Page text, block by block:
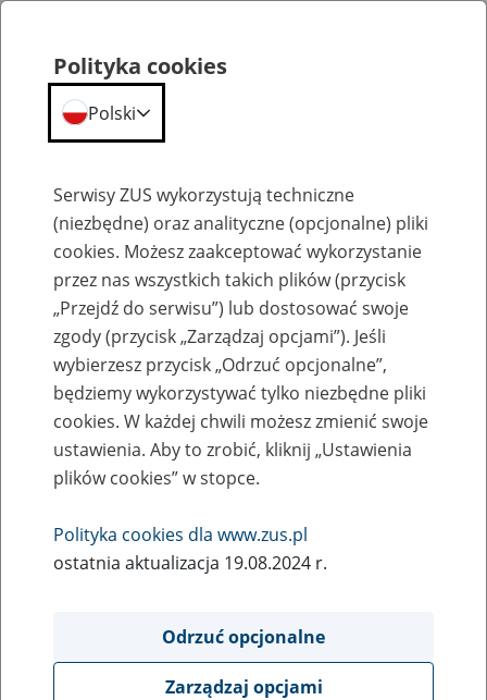
Przepraszamy,
podana strona nie została znaleziona.
Błąd 404
Przejdź do strony głównej
Polityka cookies
Polski
Serwisy ZUS wykorzystują techniczne
(niezbędne) oraz analityczne (opcjonalne) pliki
cookies. Możesz zaakceptować wykorzystanie
przez nas wszystkich takich plików (przycisk
„Przejdź do serwisu”) lub dostosować swoje
zgody (przycisk „Zarządzaj opcjami”). Jeśli
wybierzesz przycisk „Odrzuć opcjonalne”,
będziemy wykorzystywać tylko niezbędne pliki
cookies. W każdej chwili możesz zmienić swoje
ustawienia. Aby to zrobić, kliknij „Ustawienia
plików cookies” w stopce.
Polityka cookies dla www.zus.pl
ostatnia aktualizacja 19.08.2024 r.
Odrzuć opcjonalne
Zarządzaj opcjami